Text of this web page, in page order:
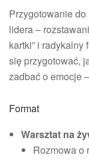
Przygotowanie
lidera –
kartki” i
się przygotować,
zadbać o emocje
Format
Warsztat na
Rozmowa o